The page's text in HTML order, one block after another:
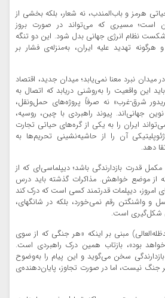
هرمز و باب‌المندب، نه شعار، بلکه بخشی از
است؛ مسیری که می‌تواند در صورت بروز
نظام انرژی جهانی بدل شود. این دو تنگه
تهدید علیه ایران، به‌منزله‌ی فشار بر
میدان نبرد معنا نمی‌یابد؛ میدان جدید، اقتصاد
این واقعیت را به‌روشنی دریابد که اتصال به
شرق-غرب» نه صرفاً پروژه‌های حمل‌ونقل،
جهانی‌اند. پیوند راهبردی با چین، روسیه،
ایران را به یکی از گره‌های حیاتی تجارت
آن را از حاشیه‌نشینی تحریم‌ها به
دهد.
قدرت بازدارندگی باشد؛ دیپلماسی‌ای که از
از موضع خواهش. مذاکرات گذشته باید درس
امروز، دیپلمات قدرتمند کسی است که درک کند
و واشنگتن رقم نمی‌خورد، بلکه در شانگهای،
شکل‌گیری است.
مبنی بر اینکه «هر جنگی که از سوی
بود»، بازتاب همین درک راهبردی است.
سخن می‌گوید و این پیام را به‌وضوح
جنگ نیست، اما در صورت تجاوز، پایان‌دهنده‌ی